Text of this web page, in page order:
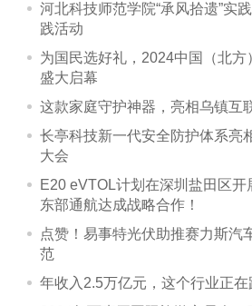
河北科技师范学院“承风拾遗”实
践活动
为国民选好礼，2024中国（北方
盛大启幕
这款家庭守护神器，亮相乌镇互
长亭科技新一代安全防护体系亮
大会
E20 eVTOL计划在深圳盐田区
东部通航达成战略合作！
点赞！易事特光伏助推赛力斯汽
范
年收入2.5万亿元，这个行业正在